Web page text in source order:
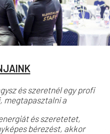
és szeretnél egy profi
megtapasztalni a
és szeretetet,
bérezést, akkor